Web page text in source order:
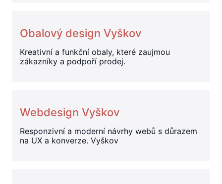
Obalový design Vyškov
Kreativní a funkční obaly, které zaujmou
zákazníky a podpoří prodej.
Webdesign Vyškov
Responzivní a moderní návrhy webů s důrazem
na UX a konverze. Vyškov